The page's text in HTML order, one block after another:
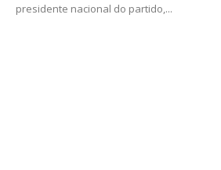
presidente nacional do partido,...